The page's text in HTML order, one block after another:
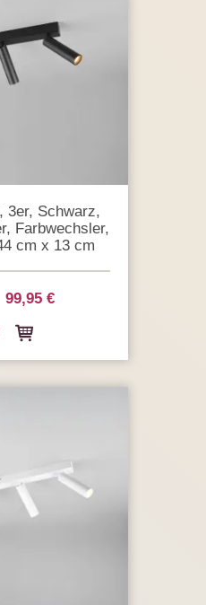
3er, Schwarz,
Farbwechsler,
cm x 13 cm
99,95 €